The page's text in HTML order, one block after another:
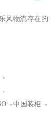
风物流存在的
中国装柜→